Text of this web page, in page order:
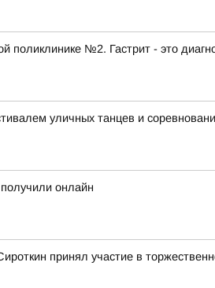
поликлинике №2. Гастрит - это
уличных танцев и
онлайн
принял участие в